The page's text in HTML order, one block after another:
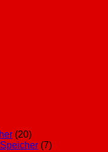
(20)
(7)